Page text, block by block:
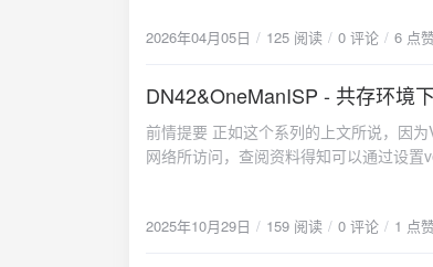
2026年04月05日 125 阅读 0 评论 6 点赞
DN42&OneManISP - 共存环境
前情提要 正如这个系列的上文所说，因
网络所访问，查阅资料得知可以通过设
为kernel部分配置一个路由表只应该存在
2025年10月29日 159 阅读 0 评论 1 点赞